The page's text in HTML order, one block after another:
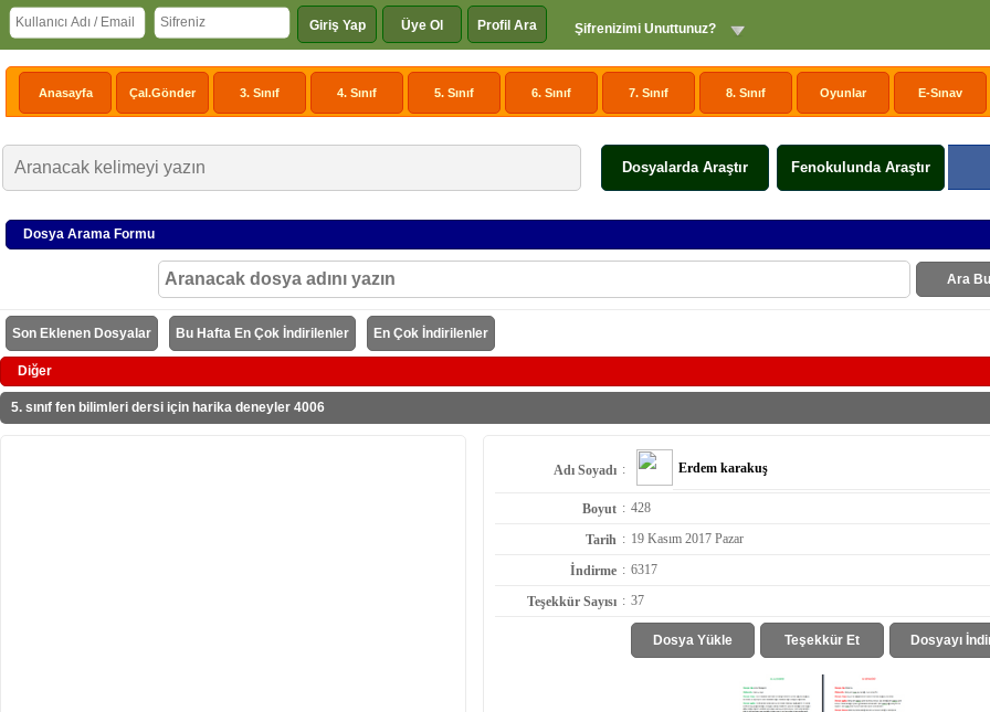
Giriş Yap Üye Ol Profil Ara Şifrenizimi Unuttunuz?
Anasayfa Çal.Gönder 3. Sınıf 4. Sınıf 5. Sınıf 6. Sınıf 7. Sınıf 8. Sınıf Oyunlar E-Sınav
Dosyalarda Araştır Fenokulunda Araştır
Dosya Arama Formu
Ara
Son Eklenen Dosyalar Bu Hafta En Çok İndirilenler En Çok İndirilenler
Diğer
5. sınıf fen bilimleri dersi için harika deneyler 4006
Adı Soyadı : Erdem karakuş
Boyut : 428
Tarih : 19 Kasım 2017 Pazar
İndirme : 6317
Teşekkür Sayısı : 37
Dosya Yükle Teşekkür Et Dosyayı